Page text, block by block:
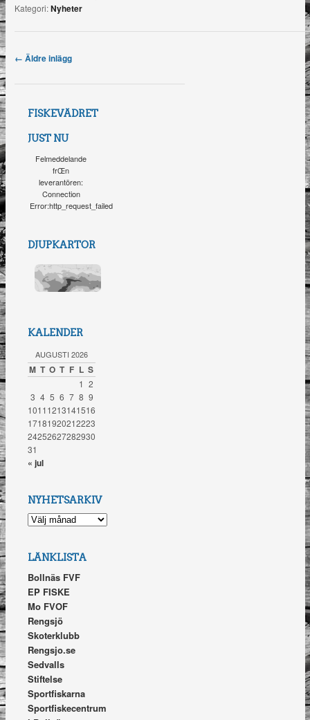
Kategori:Nyheter
Post navigation
← Äldre inlägg
FISKEVÄDRET
JUST NU
Felmeddelande
frŒn
leverantören:
Connection
Error:http_request_failed
DJUPKARTOR
KALENDER
AUGUSTI 2026
M T O T F L S
1 2
3 4 5 6 7 8 9
10111213141516
17181920212223
24252627282930
31
« jul
NYHETSARKIV
NYHETSARKIV
LÄNKLISTA
Bollnäs FVF
EP FISKE
Mo FVOF
Rengsjö
Skoterklubb
Rengsjo.se
Sedvalls
Stiftelse
Sportfiskarna
Sportfiskecentrum